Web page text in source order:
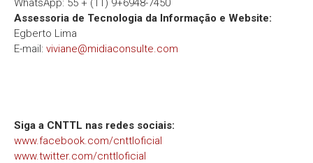
WhatsApp: 55 + (11) 9+6948-7450
Assessoria de Tecnologia da Informação e Website:
Egberto Lima
E-mail: viviane@midiaconsulte.com
Siga a CNTTL nas redes sociais:
www.facebook.com/cnttloficial
www.twitter.com/cnttloficial